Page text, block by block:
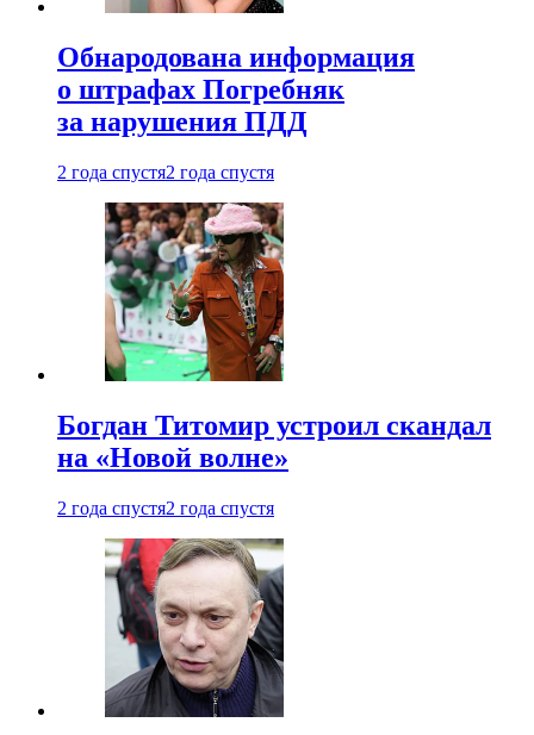
Обнародована информация
о штрафах Погребняк
за нарушения ПДД
2 года спустя2 года спустя
Богдан Титомир устроил скандал
на «Новой волне»
2 года спустя2 года спустя